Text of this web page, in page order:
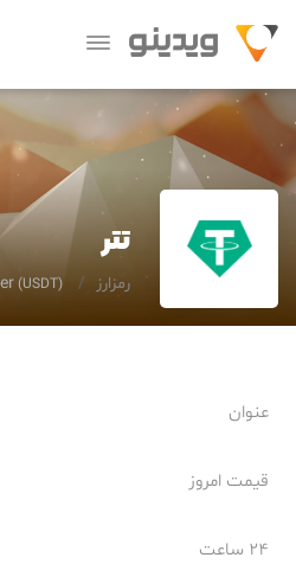
تتر
رمزارز (USDT)
عنوان
قیمت امروز
۲۴ ساعت